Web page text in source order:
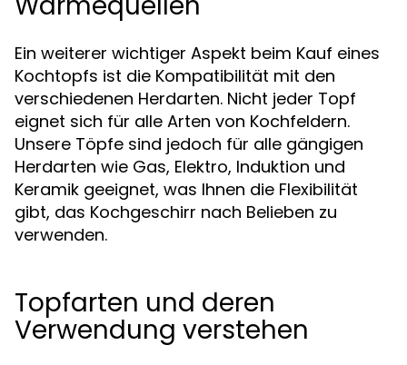
Ein weiterer wichtiger Aspekt beim Kauf eines
Kochtopfs ist die Kompatibilität mit den
verschiedenen Herdarten. Nicht jeder Topf
eignet sich für alle Arten von Kochfeldern.
Unsere Töpfe sind jedoch für alle gängigen
Herdarten wie Gas, Elektro, Induktion und
Keramik geeignet, was Ihnen die Flexibilität
gibt, das Kochgeschirr nach Belieben zu
verwenden.
Topfarten und deren
Verwendung verstehen